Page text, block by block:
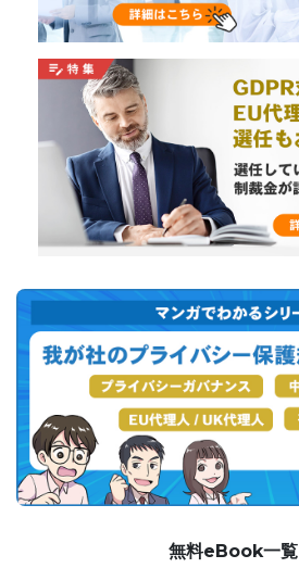
無料eBook一覧